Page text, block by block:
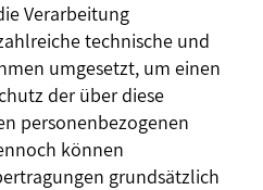
Verarbeitung
technische und
umgesetzt, um einen
der über diese
personenbezogenen
können
grundsätzlich